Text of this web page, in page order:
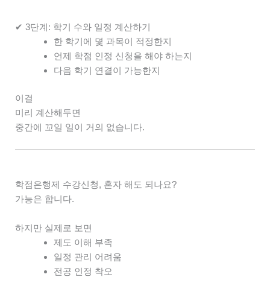
✔ 3단계: 학기 수와 일정 계산하기
한 학기에 몇 과목이 적정한지
언제 학점 인정 신청을 해야 하는지
다음 학기 연결이 가능한지
이걸
미리 계산해두면
중간에 꼬일 일이 거의 없습니다.
학점은행제 수강신청, 혼자 해도 되나요?
가능은 합니다.
하지만 실제로 보면
제도 이해 부족
일정 관리 어려움
전공 인정 착오